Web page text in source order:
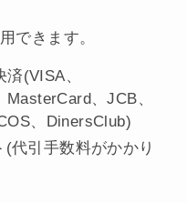
できます。
(VISA、
、JCB、
、DinersClub)
代引手数料がかかり